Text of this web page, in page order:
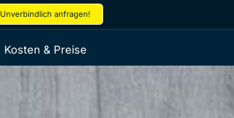
Unverbindlich anfragen!
Kosten & Preise